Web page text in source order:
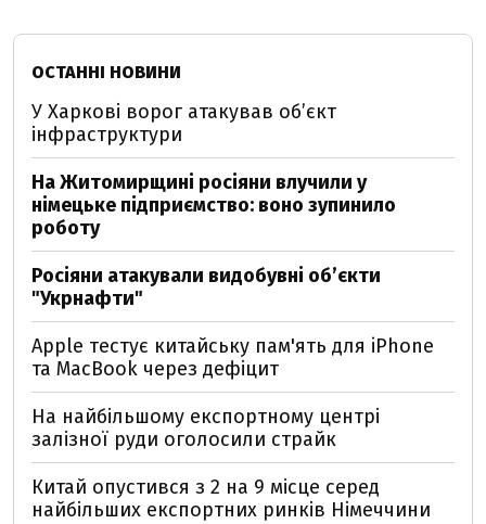
ОСТАННІ НОВИНИ
У Харкові ворог атакував обʼєкт
інфраструктури
На Житомирщині росіяни влучили у
німецьке підприємство: воно зупинило
роботу
Росіяни атакували видобувні обʼєкти
"Укрнафти"
Apple тестує китайську пам'ять для iPhone
та MacBook через дефіцит
На найбільшому експортному центрі
залізної руди оголосили страйк
Китай опустився з 2 на 9 місце серед
найбільших експортних ринків Німеччини